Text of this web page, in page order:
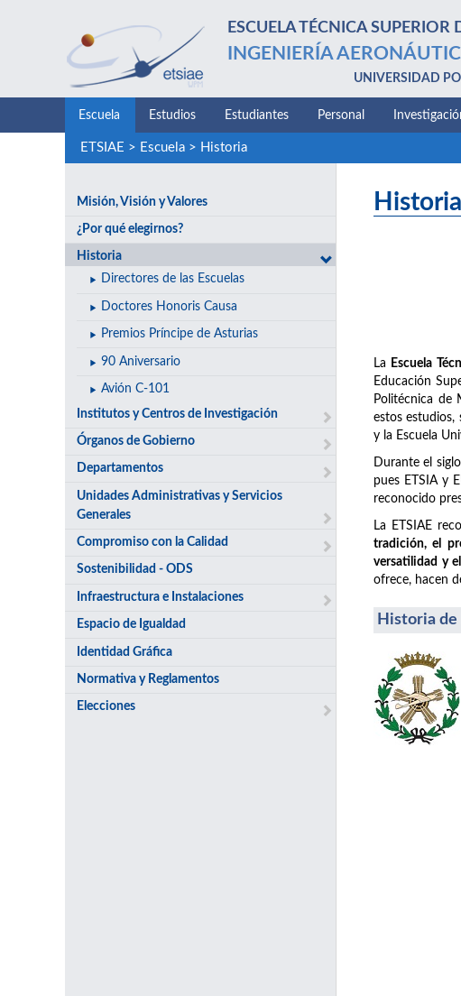
ESCUELA TÉCNICA SUPERIOR
INGENIERÍA
UNIVERSIDAD
Escuela Estudios Estudiantes Personal
ETSIAE > Escuela> Historia
Misión, Visión y Valores
¿Por qué elegirnos?
Historia
Directores de las Escuelas
Doctores Honoris Causa
Premios Príncipe de Asturias
90 Aniversario
Avión C-101
Institutos y Centros de Investigación
Órganos de Gobierno
Departamentos
Unidades Administrativas y Servicios
Generales
Compromiso con la Calidad
Sostenibilidad - ODS
Infraestructura e Instalaciones
Espacio de Igualdad
Identidad Gráfica
Normativa y Reglamentos
Elecciones
Historia
La Escuela
Educación
Politécnica de
estos estudios,
y la Escuela
Durante el
pues ETSIA y
reconocido
La ETSIAE
tradición, el
versatilidad y
ofrece, hacen
Historia de